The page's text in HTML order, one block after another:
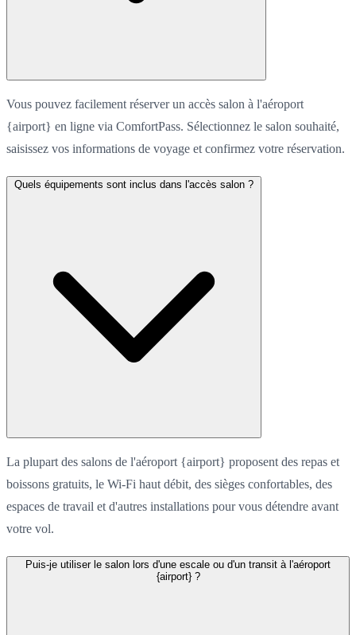
Vous pouvez facilement réserver un accès salon à l'aéroport
{airport} en ligne via ComfortPass. Sélectionnez le salon souhaité,
saisissez vos informations de voyage et confirmez votre réservation.
Quels équipements sont inclus dans l'accès salon ?
La plupart des salons de l'aéroport {airport} proposent des repas et
boissons gratuits, le Wi-Fi haut débit, des sièges confortables, des
espaces de travail et d'autres installations pour vous détendre avant
votre vol.
Puis-je utiliser le salon lors d'une escale ou d'un transit à l'aéroport
{airport} ?